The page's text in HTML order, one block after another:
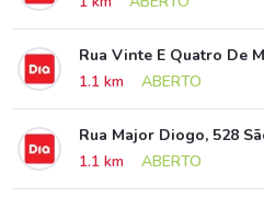
Rua Vinte E Quatro De
1.1 km
ABERTO
Rua Major Diogo, 528
1.1 km
ABERTO